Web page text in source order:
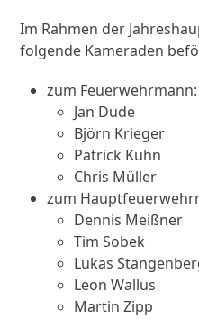
Im Rahmen der
folgende Kameraden
zum Feuerwehrmann:
Jan Dude
Björn Krieger
Patrick Kuhn
Chris Müller
zum
Dennis Meißner
Tim Sobek
Lukas
Leon Wallus
Martin Zipp